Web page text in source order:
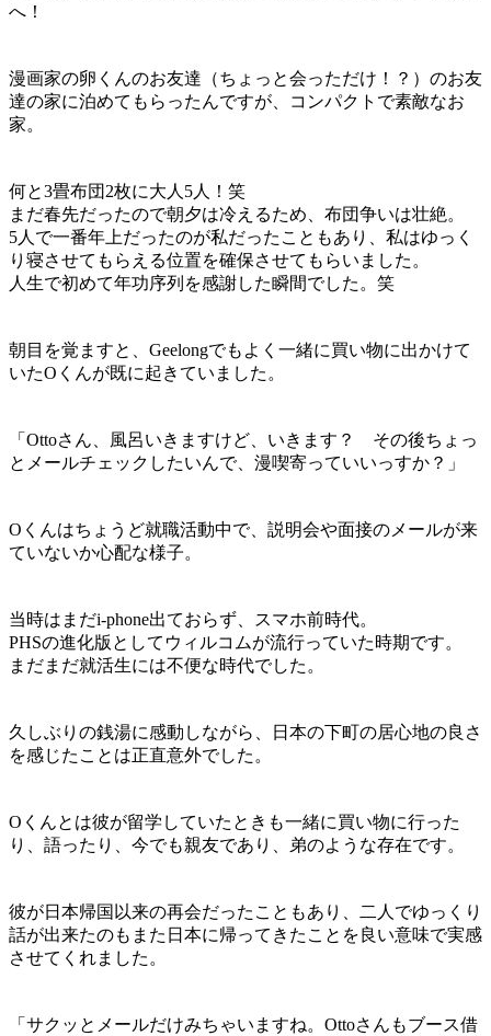
へ！
漫画家の卵くんのお友達（ちょっと会っただけ！？）のお友
達の家に泊めてもらったんですが、コンパクトで素敵なお
家。
何と3畳布団2枚に大人5人！笑
まだ春先だったので朝夕は冷えるため、布団争いは壮絶。
5人で一番年上だったのが私だったこともあり、私はゆっく
り寝させてもらえる位置を確保させてもらいました。
人生で初めて年功序列を感謝した瞬間でした。笑
朝目を覚ますと、Geelongでもよく一緒に買い物に出かけて
いたOくんが既に起きていました。
「Ottoさん、風呂いきますけど、いきます？ その後ちょっ
とメールチェックしたいんで、漫喫寄っていいっすか？」
Oくんはちょうど就職活動中で、説明会や面接のメールが来
ていないか心配な様子。
当時はまだi-phone出ておらず、スマホ前時代。
PHSの進化版としてウィルコムが流行っていた時期です。
まだまだ就活生には不便な時代でした。
久しぶりの銭湯に感動しながら、日本の下町の居心地の良さ
を感じたことは正直意外でした。
Oくんとは彼が留学していたときも一緒に買い物に行った
り、語ったり、今でも親友であり、弟のような存在です。
彼が日本帰国以来の再会だったこともあり、二人でゆっくり
話が出来たのもまた日本に帰ってきたことを良い意味で実感
させてくれました。
「サクッとメールだけみちゃいますね。Ottoさんもブース借